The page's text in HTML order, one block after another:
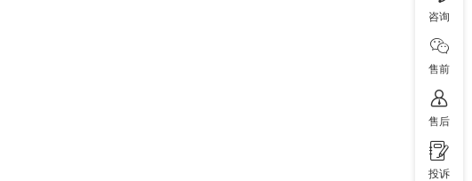
咨询
售前
售后
投诉